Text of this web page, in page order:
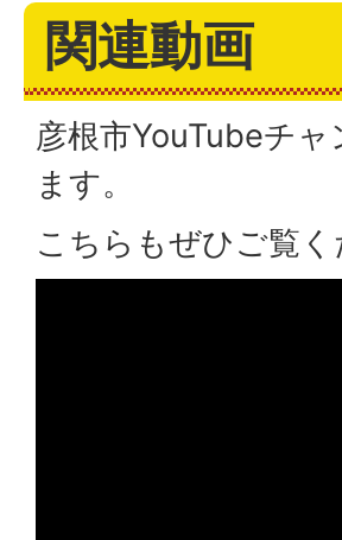
関連動画
彦根市YouTubeチ
ます。
こちらもぜひご覧く